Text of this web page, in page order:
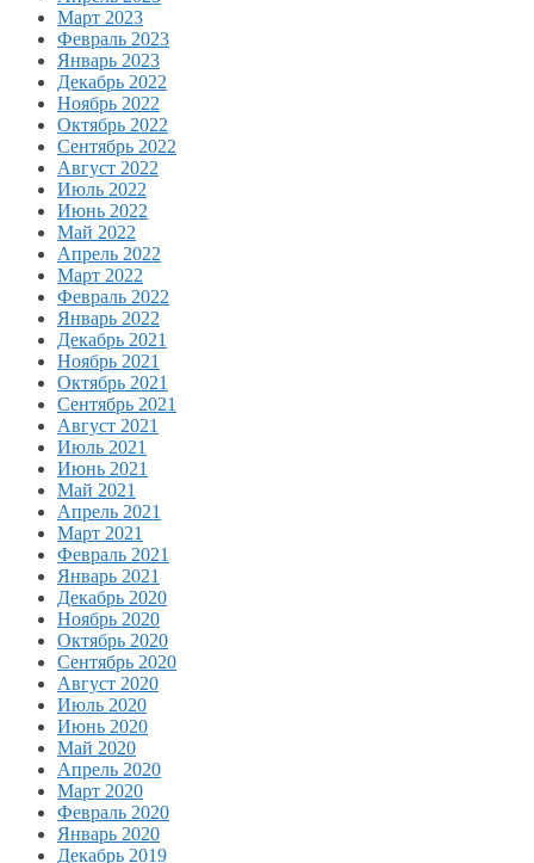
Март 2023
Февраль 2023
Январь 2023
Декабрь 2022
Ноябрь 2022
Октябрь 2022
Сентябрь 2022
Август 2022
Июль 2022
Июнь 2022
Май 2022
Апрель 2022
Март 2022
Февраль 2022
Январь 2022
Декабрь 2021
Ноябрь 2021
Октябрь 2021
Сентябрь 2021
Август 2021
Июль 2021
Июнь 2021
Май 2021
Апрель 2021
Март 2021
Февраль 2021
Январь 2021
Декабрь 2020
Ноябрь 2020
Октябрь 2020
Сентябрь 2020
Август 2020
Июль 2020
Июнь 2020
Май 2020
Апрель 2020
Март 2020
Февраль 2020
Январь 2020
Декабрь 2019